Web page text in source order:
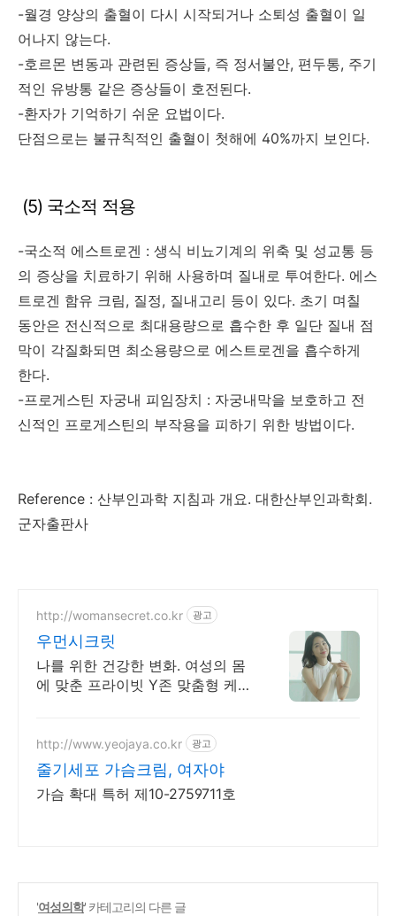
-월경 양상의 출혈이 다시 시작되거나 소퇴성 출혈이 일
어나지 않는다.
-호르몬 변동과 관련된 증상들, 즉 정서불안, 편두통, 주기
적인 유방통 같은 증상들이 호전된다.
-환자가 기억하기 쉬운 요법이다.
단점으로는 불규칙적인 출혈이 첫해에 40%까지 보인다.
(5) 국소적 적용
-국소적 에스트로겐 : 생식 비뇨기계의 위축 및 성교통 등
의 증상을 치료하기 위해 사용하며 질내로 투여한다. 에스
트로겐 함유 크림, 질정, 질내고리 등이 있다. 초기 며칠
동안은 전신적으로 최대용량으로 흡수한 후 일단 질내 점
막이 각질화되면 최소용량으로 에스트로겐을 흡수하게
한다.
-프로게스틴 자궁내 피임장치 : 자궁내막을 보호하고 전
신적인 프로게스틴의 부작용을 피하기 위한 방법이다.
Reference : 산부인과학 지침과 개요. 대한산부인과학회.
군자출판사
http://womansecret.co.kr 광고
우먼시크릿
나를 위한 건강한 변화. 여성의 몸
에 맞춘 프라이빗 Y존 맞춤형 케어
http://www.yeojaya.co.kr 광고
줄기세포 가슴크림, 여자야
가슴 확대 특허 제10-2759711호
'여성의학' 카테고리의 다른 글